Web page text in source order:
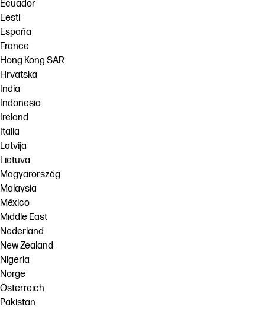
Ecuador
Eesti
España
France
Hong Kong SAR
Hrvatska
India
Indonesia
Ireland
Italia
Latvija
Lietuva
Magyarország
Malaysia
México
Middle East
Nederland
New Zealand
Nigeria
Norge
Österreich
Pakistan